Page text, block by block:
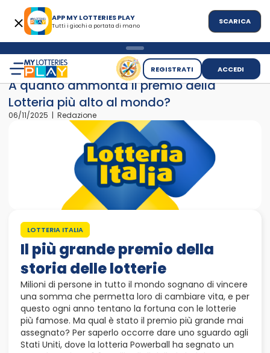
APP MY LOTTERIES PLAY
Tutti i giochi a portata di mano SCARICA
REGISTRATI ACCEDI
Home>News> A quanto ammonta il premio della Lotteria
A quanto ammonta il premio della
Lotteria più alto al mondo?
06/11/2025 | Redazione
LOTTERIA ITALIA
Il più grande premio della
storia delle lotterie
Milioni di persone in tutto il mondo sognano di vincere
una somma che permetta loro di cambiare vita, e per
questo ogni anno tentano la fortuna con le lotterie
più famose. Ma qual è stato il premio più grande mai
assegnato? Per saperlo occorre dare uno sguardo agli
Stati Uniti, dove la lotteria Powerball ha segnato un